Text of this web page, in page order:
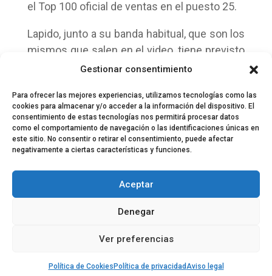
Gestionar consentimiento
Para ofrecer las mejores experiencias, utilizamos tecnologías como las
cookies para almacenar y/o acceder a la información del dispositivo. El
consentimiento de estas tecnologías nos permitirá procesar datos
como el comportamiento de navegación o las identificaciones únicas en
este sitio. No consentir o retirar el consentimiento, puede afectar
negativamente a ciertas características y funciones.
Aceptar
Denegar
Ver preferencias
Política de Cookies Política de privacidadAviso legal
el Top 100 oficial de ventas en el puesto 25.
Lapido, junto a su banda habitual, que son los
mismos que salen en el video, tiene previsto
comenzar en mayo una gira por ocho
Equipo EPDLT Contacto